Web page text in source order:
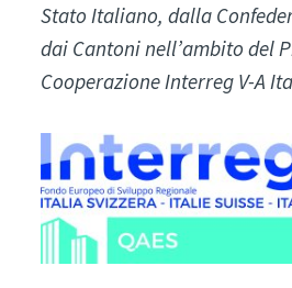
Stato Italiano, dalla
dai Cantoni nell’ambito del
Cooperazione Interreg V-A